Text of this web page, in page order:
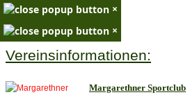
×
×
Vereinsinformationen:
Margarethner Sportclub